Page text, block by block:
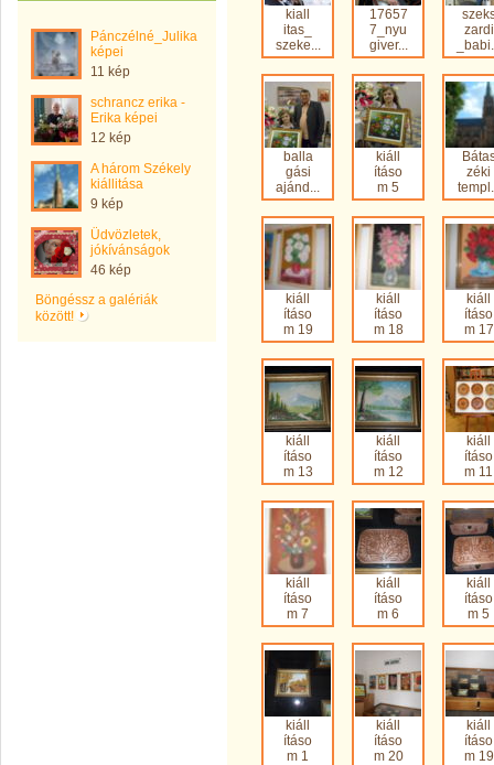
Pánczélné_Julika
képei
11 kép
schrancz erika -
Erika képei
12 kép
A három Székely
kiállitása
9 kép
Üdvözletek,
jókívánságok
46 kép
Böngéssz a galériák
között!
kiall
itas_
szeke...
17657
7_nyu
giver...
zardi
balla
gási
ajánd...
kiáll
ításo
m 5
zéki
kiáll
ításo
m 19
kiáll
ításo
m 18
kiáll
ításo
m 17
kiáll
ításo
m 13
kiáll
ításo
m 12
kiáll
ításo
m 11
kiáll
ításo
m 7
kiáll
ításo
m 6
kiáll
ításo
m 5
kiáll
ításo
m 1
kiáll
ításo
m 20
kiáll
ításo
m 19